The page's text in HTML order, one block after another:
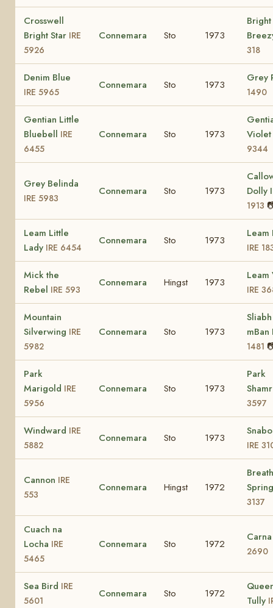
Crosswell
Bright Star IRE
5926
Connemara Sto 1973
318
Denim Blue
IRE 5965
Connemara Sto 1973
Grey
1490
Gentian Little
Bluebell IRE
6455
Connemara Sto 1973
Violet
9344
Grey Belinda
IRE 5983
Connemara Sto 1973
Dolly
1913
Leam Little
Lady IRE 6454
Connemara Sto 1973
Leam
IRE
Mick the
Rebel IRE 593
Connemara Hingst 1973
Leam
IRE
Mountain
Silverwing IRE
5982
Connemara Sto 1973
1481
Park
Marigold IRE
5956
Connemara Sto 1973
Park
3597
Windward IRE
5882
Connemara Sto 1973
IRE
Cannon IRE
553
Connemara Hingst 1972
3137
Cuach na
Locha IRE
5465
Connemara Sto 1972
2690
Sea Bird IRE
5601
Connemara Sto 1972
Tully